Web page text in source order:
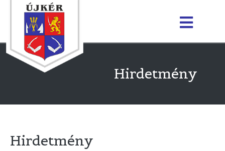
Hirdetmény
Hirdetmény